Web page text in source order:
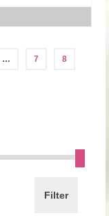
… 7 8
Filter